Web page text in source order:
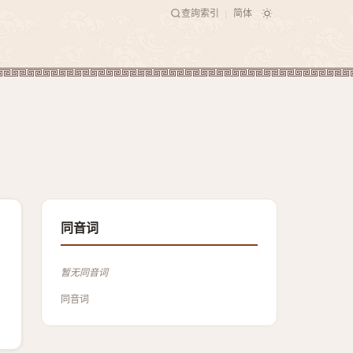
查詢索引 简体
同音词
暂无同音词
同音词